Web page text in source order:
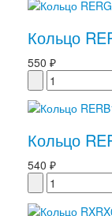
Кольцо
550 ₽
Кольцо
540 ₽